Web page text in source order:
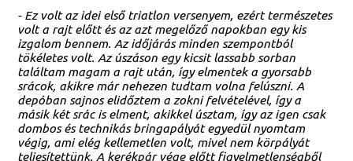
- Ez volt az idei első triatlon versenyem, ezért természetes
volt a rajt előtt és az azt megelőző napokban egy kis
izgalom bennem. Az időjárás minden szempontból
tökéletes volt. Az úszáson egy kicsit lassabb sorban
találtam magam a rajt után, így elmentek a gyorsabb
srácok, akikre már nehezen tudtam volna felúszni. A
depóban sajnos elidőztem a zokni felvételével, így a
másik két srác is elment, akikkel úsztam, így az igen csak
dombos és technikás bringapályát egyedül nyomtam
végig, ami elég kellemetlen volt, mivel nem körpályát
teljesítettünk. A kerékpár vége előtt figyelmetlenségből